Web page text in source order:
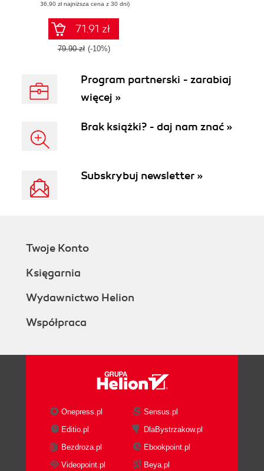
(36,90 zł najniższa cena z 30 dni)
71.91 zł
79.90 zł (-10%)
Program partnerski - zarabiaj
więcej »
Brak książki? - daj nam znać »
Subskrybuj newsletter »
Twoje Konto
Księgarnia
Wydawnictwo Helion
Współpraca
Onepress.pl
Sensus.pl
Editio.pl
DlaBystrzakow.pl
Bezdroza.pl
Ebookpoint.pl
Videopoint.pl
Beya.pl